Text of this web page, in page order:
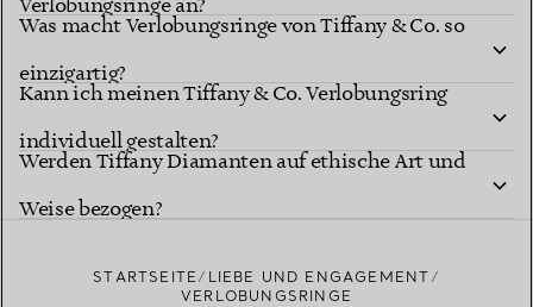
Tiffany Diamantformen
Verlobungsringe an?
Was macht Verlobungsringe von Tiffany & Co. so
einzigartig?
Kann ich meinen Tiffany & Co. Verlobungsring
individuell gestalten?
Tiffany Ring-Studio
Werden Tiffany Diamanten auf ethische Art und
Weise bezogen?
STARTSEITE
LIEBE UND ENGAGEMENT
VERLOBUNGSRINGE